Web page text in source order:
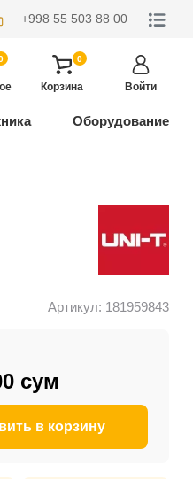
+998 55 503 88 00
0
Корзина Войти
Оборудование
Артикул: 181959843
сум
в корзину